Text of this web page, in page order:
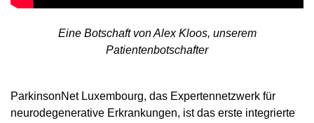
Eine Botschaft von Alex Kloos, unserem
Patientenbotschafter
ParkinsonNet Luxembourg, das Expertennetzwerk für
neurodegenerative Erkrankungen, ist das erste integrierte